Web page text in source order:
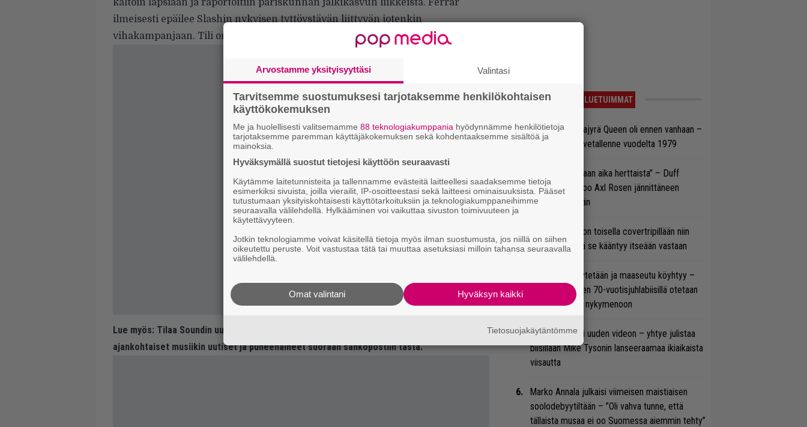
kaltoin lapsiaan ja raportoitiin pariskunnan jälkikasvun liikkeistä. Ferrar
ilmeisesti epäilee Slashin nykyisen tyttöystävän liittyvän jotenkin
vihakampanjaan. Tili on nyttemmin poistettu.
Lue myös: Tilaa Soundin uutiskirje ja tiedät mistä kahvitauolla puhutaan! Nappaa
ajankohtaiset musiikin uutiset ja puheenaiheet suoraan sähköpostiin tästä.
LUETUIMMAT
Tällainen keikkajyrä Queen oli ennen vanhaan –
katso tulinen livetallenne vuodelta 1979
”Se oli oikeastaan aika herttaista” – Duff
McKagan kertoo Axl Rosen jännittäneen
AC/DC-pestiään
Arvio: Saimaa on toisella covertripillään niin
suvereeni, että se kääntyy itseään vastaan
Työläisiä kyykytetään ja maaseutu köyhtyy –
Tumppi Varosen 70-vuotisjuhlabiisillä otetaan
tiukasti kantaa nykymenoon
Anthrax julkaisi uuden videon – yhtye julistaa
biisillään Mike Tysonin lanseeraamaa ikiaikaista
viisautta
Marko Annala julkaisi viimeisen maistiaisen
soolodebyytiltään – ”Oli vahva tunne, että
tällaista musaa ei oo Suomessa aiemmin tehty”
Arvostamme yksityisyyttäsi Valintasi
Tarvitsemme suostumuksesi tarjotaksemme henkilökohtaisen
käyttökokemuksen
Me ja huolellisesti valitsemamme 88 teknologiakumppania hyödynnämme henkilötietoja
tarjotaksemme paremman käyttäjäkokemuksen sekä kohdentaaksemme sisältöä ja
mainoksia.
Hyväksymällä suostut tietojesi käyttöön seuraavasti
Käytämme laitetunnisteita ja tallennamme evästeitä laitteellesi saadaksemme tietoja
esimerkiksi sivuista, joilla vierailit, IP-osoitteestasi sekä laitteesi ominaisuuksista. Pääset
tutustumaan yksityiskohtaisesti käyttötarkoituksiin ja teknologiakumppaneihimme
seuraavalla välilehdellä. Hylkääminen voi vaikuttaa sivuston toimivuuteen ja
käytettävyyteen.
Jotkin teknologiamme voivat käsitellä tietoja myös ilman suostumusta, jos niillä on siihen
oikeutettu peruste. Voit vastustaa tätä tai muuttaa asetuksiasi milloin tahansa seuraavalla
välilehdellä.
Hyväksyn kaikki
Omat valintani
Tietosuojakäytäntömme